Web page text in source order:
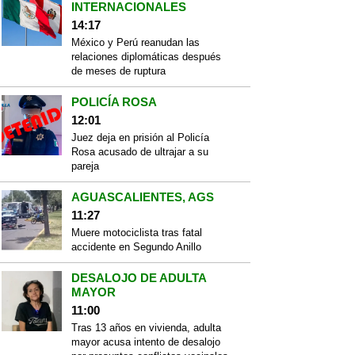
INTERNACIONALES
14:17
México y Perú reanudan las
relaciones diplomáticas después
de meses de ruptura
POLICÍA ROSA
12:01
Juez deja en prisión al Policía
Rosa acusado de ultrajar a su
pareja
AGUASCALIENTES, AGS
11:27
Muere motociclista tras fatal
accidente en Segundo Anillo
DESALOJO DE ADULTA
MAYOR
11:00
Tras 13 años en vivienda, adulta
mayor acusa intento de desalojo